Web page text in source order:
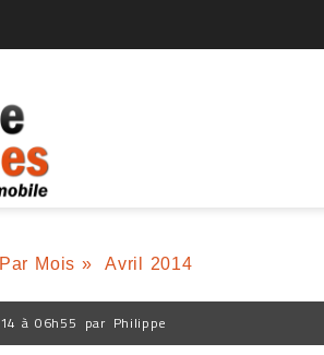
Par Mois » Avril 2014
à 06h55 par Philippe